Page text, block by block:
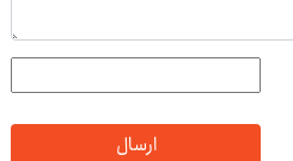
ارسال